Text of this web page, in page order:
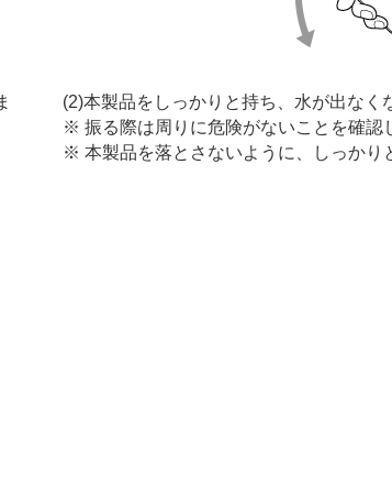
(2)本製品をしっかりと持ち、水が出なく
振る際は周りに危険がないことを確認
本製品を落とさないように、しっかり